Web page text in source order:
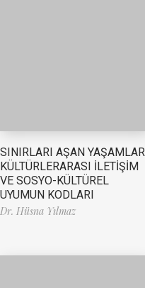
SINIRLARI AŞAN YAŞAMLAR
KÜLTÜRLERARASI İLETİŞİM
VE SOSYO-KÜLTÜREL
UYUMUN KODLARI
Dr. Hüsna Yılmaz